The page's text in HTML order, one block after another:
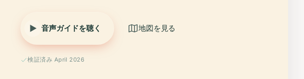
音声ガイドを聴く 地図を見る
検証済み April 2026